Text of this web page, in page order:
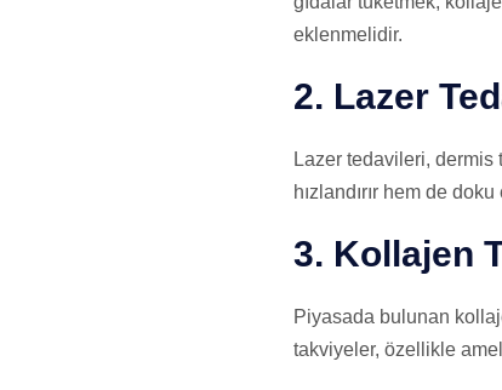
eklenmelidir.
2. Lazer
Lazer tedavileri, dermis
hızlandırır hem de
3. Kollajen
Piyasada bulunan
takviyeler, özellikle